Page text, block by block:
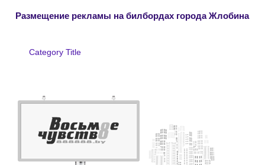
Размещение рекламы на билбордах города Жлобина
Category Title